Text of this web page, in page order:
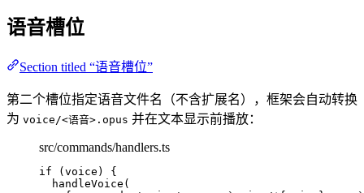
语音槽位
Section titled “语音槽位”
第二个槽位指定语音文件名（不含扩展名），框架会自动转换
为 voice/<语音>.opus 并在文本显示前播放：
src/commands/handlers.ts
if (voice) {
handleVoice (